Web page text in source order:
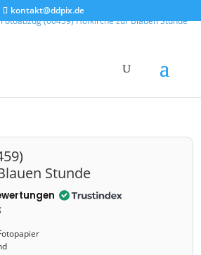
kontakt@ddpix.de
(00459) Hofkirche zur Blauen Stunde
Stunde